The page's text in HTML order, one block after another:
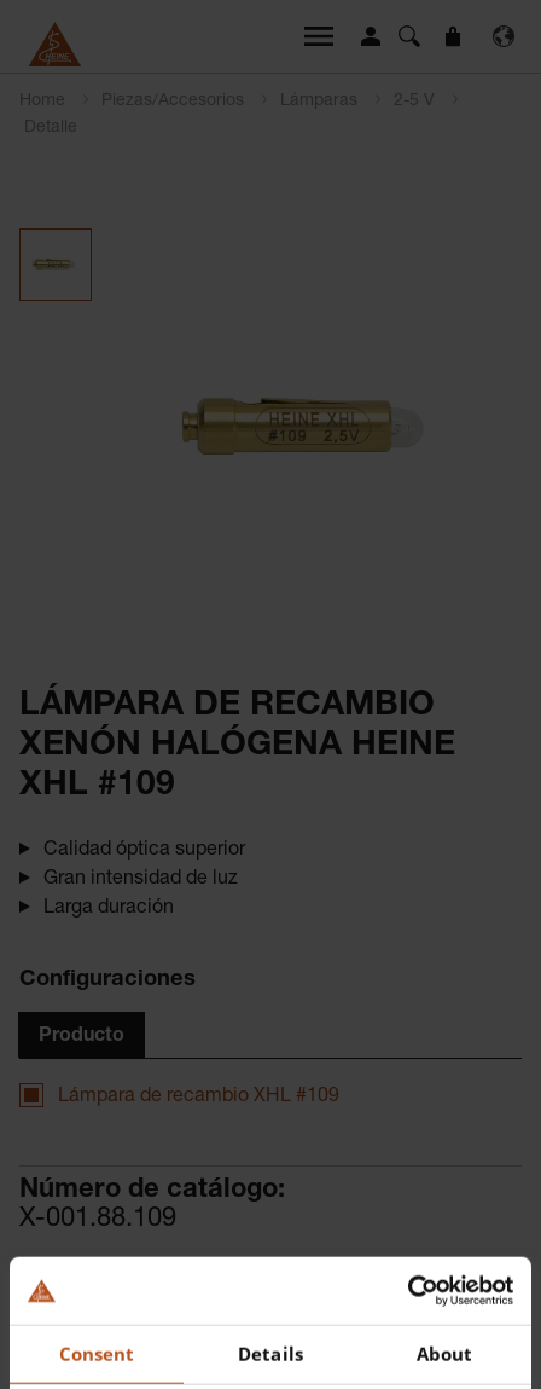
Consent Details About
Home Piezas/Accesorios Lámparas
2-5 V
Detalle
LÁMPARA DE RECAMBIO
XENÓN HALÓGENA HEINE
XHL #109
Calidad óptica superior
Gran intensidad de luz
Larga duración
Configuraciones
Producto
Lámpara de recambio XHL #109
Número de catálogo:
X-001.88.109
Encontrar un distribuidor
Lámpara de recambio XHL Xenón Halógena #109